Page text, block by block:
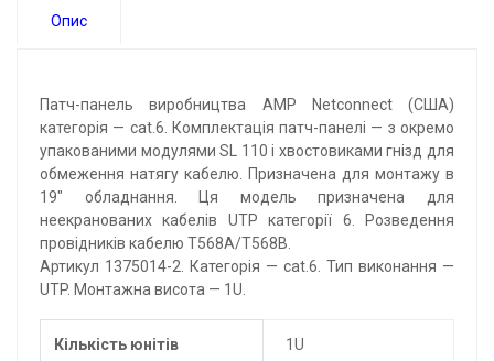
Опис
Патч-панель виробництва AMP Netconnect (США)
категорія — cat.6. Комплектація патч-панелі — з окремо
упакованими модулями SL 110 і хвостовиками гнізд для
обмеження натягу кабелю. Призначена для монтажу в
19" обладнання. Ця модель призначена для
неекранованих кабелів UTP категорії 6. Розведення
провідників кабелю T568A/T568B.
Артикул 1375014-2. Категорія — cat.6. Тип виконання —
UTP. Монтажна висота — 1U.
Кількість юнітів 1U